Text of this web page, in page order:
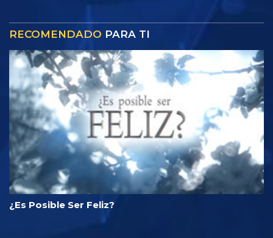
RECOMENDADO PARA TI
¿Es Posible Ser Feliz?